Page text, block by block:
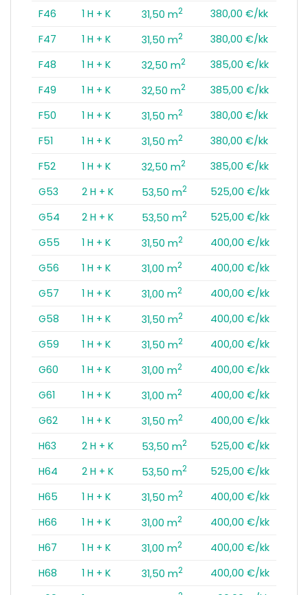
F46
1 H + K 31,50 m2
380,00 €/kk
F47
1 H + K 31,50 m2
380,00 €/kk
F48
1 H + K 32,50 m2
385,00 €/kk
F49
1 H + K 32,50 m2
385,00 €/kk
F50
1 H + K 31,50 m2
380,00 €/kk
F51
1 H + K 31,50 m2
380,00 €/kk
F52
1 H + K 32,50 m2
385,00 €/kk
G53
2 H + K 53,50 m2
525,00 €/kk
G54
2 H + K 53,50 m2
525,00 €/kk
G55
1 H + K 31,50 m2
400,00 €/kk
G56
1 H + K 31,00 m2
400,00 €/kk
G57
1 H + K 31,00 m2
400,00 €/kk
G58
1 H + K 31,50 m2
400,00 €/kk
G59
1 H + K 31,50 m2
400,00 €/kk
G60
1 H + K 31,00 m2
400,00 €/kk
G61
1 H + K 31,00 m2
400,00 €/kk
G62
1 H + K 31,50 m2
400,00 €/kk
H63
2 H + K 53,50 m2
525,00 €/kk
H64
2 H + K 53,50 m2
525,00 €/kk
H65
1 H + K 31,50 m2
400,00 €/kk
H66
1 H + K 31,00 m2
400,00 €/kk
H67
1 H + K 31,00 m2
400,00 €/kk
H68
1 H + K 31,50 m2
400,00 €/kk